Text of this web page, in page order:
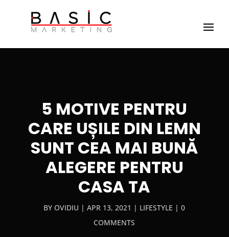
5 MOTIVE PENTRU
CARE UȘILE DIN LEMN
SUNT CEA MAI BUNĂ
ALEGERE PENTRU
CASA TA
BY OVIDIU APR 13, 2021 LIFESTYLE
0
COMMENTS